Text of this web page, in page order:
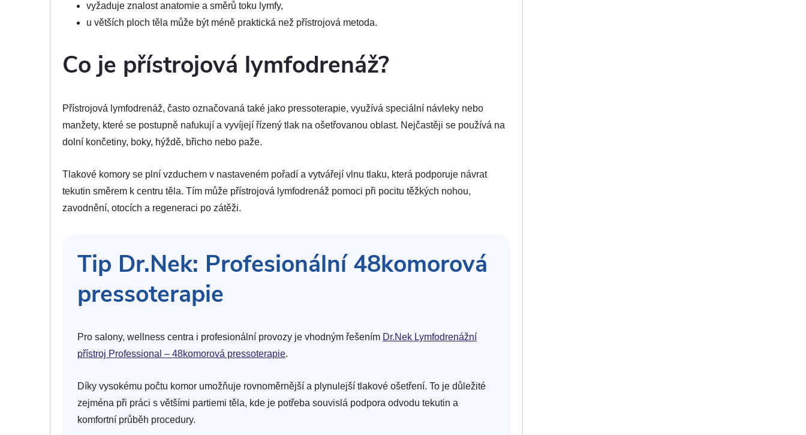
vyžaduje znalost anatomie a směrů toku lymfy,
u větších ploch těla může být méně praktická než přístrojová metoda.
Co je přístrojová lymfodrenáž?
Přístrojová lymfodrenáž, často označovaná také jako pressoterapie, využívá speciální návleky nebo
manžety, které se postupně nafukují a vyvíjejí řízený tlak na ošetřovanou oblast. Nejčastěji se používá na
dolní končetiny, boky, hýždě, břicho nebo paže.
Tlakové komory se plní vzduchem v nastaveném pořadí a vytvářejí vlnu tlaku, která podporuje návrat
tekutin směrem k centru těla. Tím může přístrojová lymfodrenáž pomoci při pocitu těžkých nohou,
zavodnění, otocích a regeneraci po zátěži.
Tip Dr.Nek: Profesionální 48komorová
pressoterapie
Pro salony, wellness centra i profesionální provozy je vhodným řešením Dr.Nek Lymfodrenážní
přístroj Professional – 48komorová pressoterapie.
Díky vysokému počtu komor umožňuje rovnoměrnější a plynulejší tlakové ošetření. To je důležité
zejména při práci s většími partiemi těla, kde je potřeba souvislá podpora odvodu tekutin a
komfortní průběh procedury.